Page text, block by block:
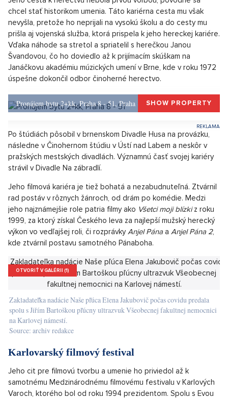
Jiří Bartoška sa narodil 24. marca 1947 v Děčíne a všetci si ho
pamätajú po boku svojej manželky Andrei, s ktorou majú dve
deti. Napriek zdravotným komplikáciám, keď v roku 2014
bojoval s rakovinou lymfatických uzlín, ostával aktívny a naďalej
pôsobil na českej kultúrnej scéne.
Divadelná a filmová kariéra
Jeho cesta k herectvu nebola prvou voľbou, pôvodne sa
chcel stať historikom umenia. Táto kariérna cesta mu však
nevyšla, pretože ho neprijali na vysokú školu a do cesty mu
prišla aj vojenská služba, ktorá prispela k jeho hereckej kariére.
Švandovou, čo ho doviedlo až k prijímacím skúškam na
Janáčkovu akadémiu múzických umení v Brne, kde v roku 1972
úspešne dokončil odbor činoherné herectvo.
Pronájem bytu 2+kk, Praha 8 - 51, Praha 8 SHOW PROPERTY
Po štúdiách pôsobil v brnenskom Divadle Husa na provázku,
následne v Činohernom štúdiu v Ústí nad Labem a neskôr v
pražských mestských divadlách. Významnú časť svojej kariéry
strávil v Divadle Na zábradlí.
Jeho filmová kariéra je tiež bohatá a nezabudnuteľná. Ztvárnil
rad postáv v rôznych žánroch, od drám po komédie. Medzi
1999, za ktorý získal Českého leva za najlepší mužský herecký
kde ztvárnil postavu samotného Pánaboha.